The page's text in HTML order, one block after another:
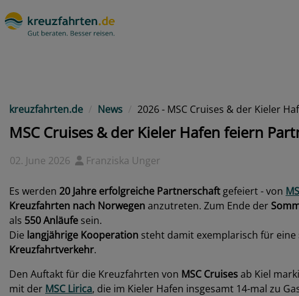
kreuzfahrten.de News 2026 - MSC Cruises & der Kieler
MSC Cruises & der Kieler Hafen feiern
02. June 2026 Franziska Unger
Es werden 20 Jahre erfolgreiche Partnerschaft gefeiert - von
Kreuzfahrten nach Norwegen anzutreten. Zum Ende der
als 550 Anläufe sein.
Die langjährige Kooperation steht damit exemplarisch für eine
Kreuzfahrtverkehr.
Den Auftakt für die Kreuzfahrten von MSC Cruisesab Kiel
mit der MSC Lirica, die im Kieler Hafen insgesamt 14-mal zu